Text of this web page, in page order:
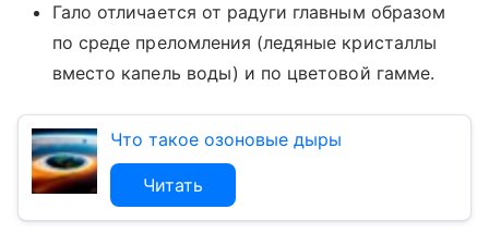
Гало отличается от радуги главным образом
по среде преломления (ледяные кристаллы
вместо капель воды) и по цветовой гамме.
Что такое озоновые дыры
Читать